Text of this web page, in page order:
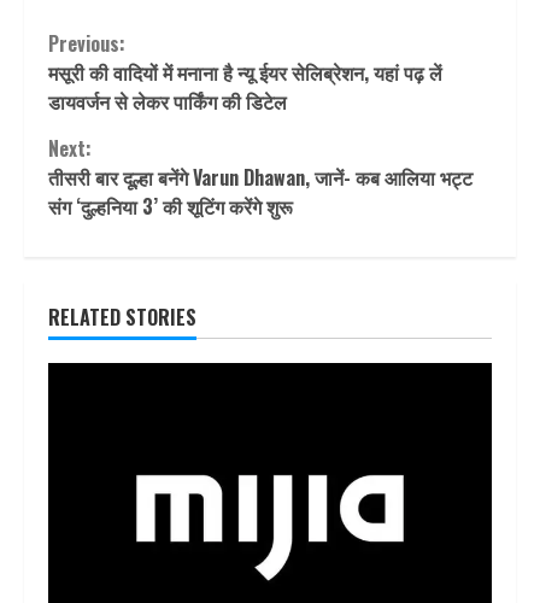
Continue
Reading
Previous:
मसूरी की वादियों में मनाना है न्यू ईयर सेलिब्रेशन, यहां पढ़ लें
डायवर्जन से लेकर पार्किंग की डिटेल
Next:
तीसरी बार दूल्हा बनेंगे Varun Dhawan, जानें- कब आलिया भट्ट
संग ‘दुल्हनिया 3’ की शूटिंग करेंगे शुरू
RELATED STORIES